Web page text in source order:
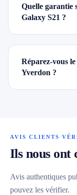
Quelle garantie
Galaxy S21 ?
Réparez-vous
Yverdon ?
AVIS CLIENTS
Ils nous ont
Avis authentiques
pouvez les vérifier.